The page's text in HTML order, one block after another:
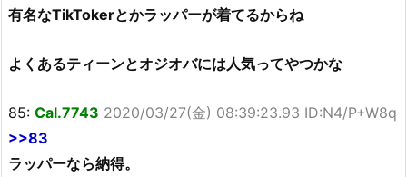
有名なTikTokerとかラッパーが着てるからね
よくあるティーンとオジオバには人気ってやつかな
85: Cal.7743 2020/03/27(金) 08:39:23.93 ID:N4/P+W8q
>>83
ラッパーなら納得。